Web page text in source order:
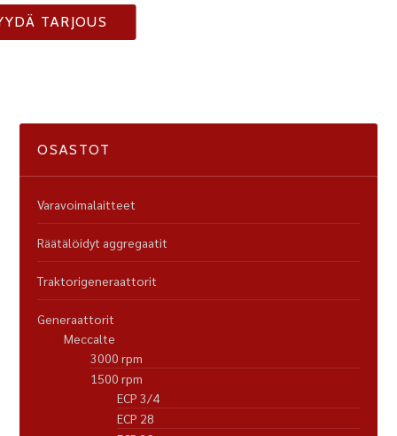
TARJOUS
OSASTOT
Varavoimalaitteet
Räätälöidyt aggregaatit
Traktorigeneraattorit
Generaattorit
Meccalte
3000 rpm
1500 rpm
ECP 3/4
ECP 28